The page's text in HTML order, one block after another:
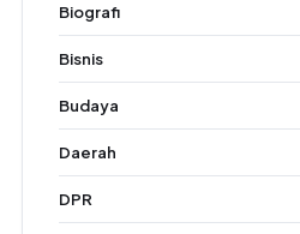
Biografi
Bisnis
Budaya
Daerah
DPR